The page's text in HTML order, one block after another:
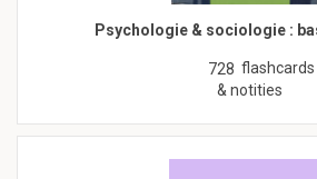
Psychologie & sociologie :
728 flashcards
& notities